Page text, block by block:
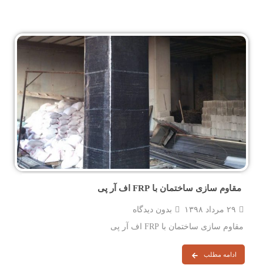
مقاوم سازی ساختمان با FRP اف آر پی
۲۹ مرداد ۱۳۹۸
بدون دیدگاه
مقاوم سازی ساختمان با FRP اف آر پی
ادامه مطلب